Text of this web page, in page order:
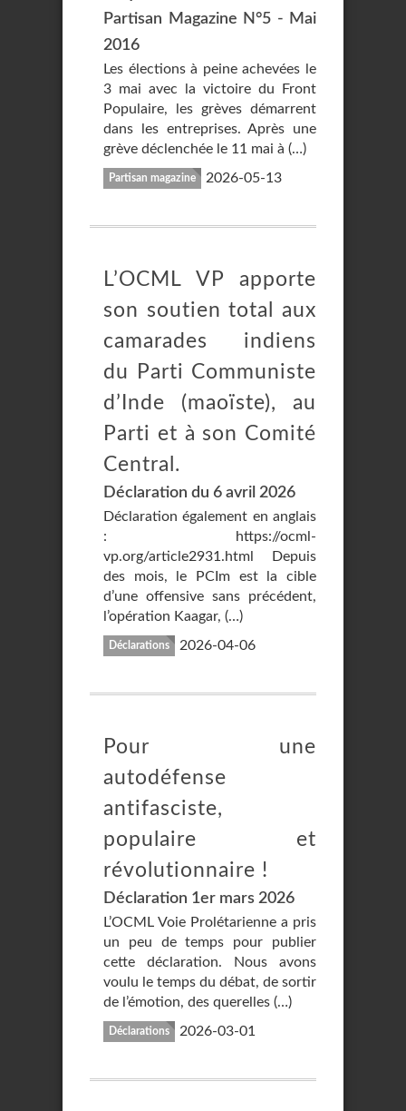
Partisan Magazine N°5 - Mai
2016
Les élections à peine achevées le
3 mai avec la victoire du Front
Populaire, les grèves démarrent
dans les entreprises. Après une
grève déclenchée le 11 mai à (…)
Partisan magazine 2026-05-13
L’OCML VP apporte
son soutien total aux
camarades indiens
du Parti Communiste
d’Inde (maoïste), au
Parti et à son Comité
Central.
Déclaration du 6 avril 2026
Déclaration également en anglais
: https://ocml-
vp.org/article2931.html Depuis
des mois, le PCIm est la cible
d’une offensive sans précédent,
l’opération Kaagar, (…)
Déclarations 2026-04-06
Pour une
autodéfense
antifasciste,
populaire et
révolutionnaire !
Déclaration 1er mars 2026
L’OCML Voie Prolétarienne a pris
un peu de temps pour publier
cette déclaration. Nous avons
voulu le temps du débat, de sortir
de l’émotion, des querelles (…)
Déclarations 2026-03-01